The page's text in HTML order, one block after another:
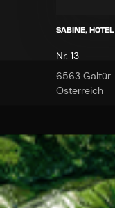
SABINE, HOTEL
Nr. 13
6563 Galtür
Österreich